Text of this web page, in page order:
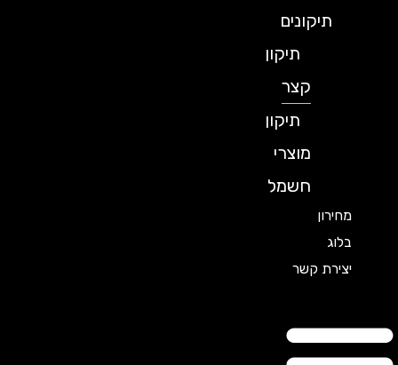
תיקונים
תיקון
תיקון
מוצרי
חשמל
מחירון
יצירת קשר